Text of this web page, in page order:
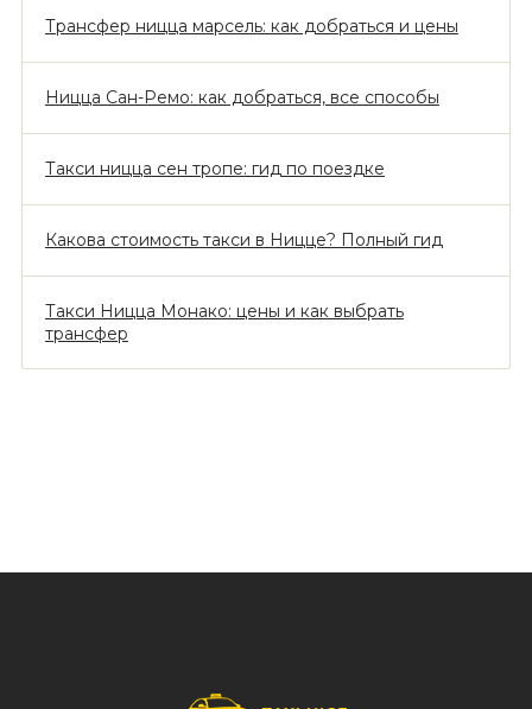
Трансфер ницца марсель: как добраться и цены
Ницца Сан-Ремо: как добраться, все способы
Такси ницца сен тропе: гид по поездке
Какова стоимость такси в Ницце? Полный гид
Такси Ницца Монако: цены и как выбрать
трансфер